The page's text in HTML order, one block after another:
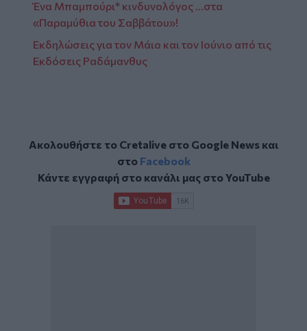
Ένα Μπαμπούρι* κινδυνολόγος …στα
«Παραμύθια του Σαββάτου»!
Εκδηλώσεις για τον Μάιο και τον Ιούνιο από τις
Εκδόσεις Ραδάμανθυς
Ακολουθήστε το Cretalive στο Google Newsκαι
στο Facebook
Κάντε εγγραφή στο κανάλι μας στοYouTube